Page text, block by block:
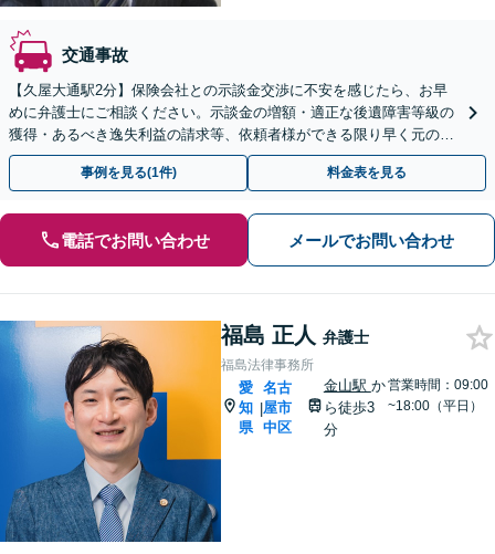
交通事故
【久屋大通駅2分】保険会社との示談金交渉に不安を感じたら、お早
めに弁護士にご相談ください。示談金の増額・適正な後遺障害等級の
獲得・あるべき逸失利益の請求等、依頼者様ができる限り早く元の生
活を取り戻せるよう誠実に取り組みます。
事例を見る(1件) 料金表を見る
電話でお問い合わせ メールでお問い合わせ
福島 正人 弁護士
福島法律事務所
愛
知
県
|
名古
屋市
中区
金山駅 か
ら徒歩3
分
営業時間：09:00
~18:00（平日）